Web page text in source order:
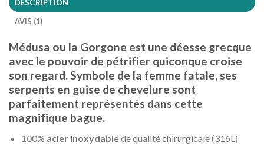
DESCRIPTION
AVIS (1)
Médusa ou la Gorgone est une déesse grecque
avec le pouvoir de pétrifier quiconque croise
son regard. Symbole de la femme fatale, ses
serpents en guise de chevelure sont
parfaitement représentés dans cette
magnifique bague.
100% acier inoxydablede qualité chirurgicale (316L)